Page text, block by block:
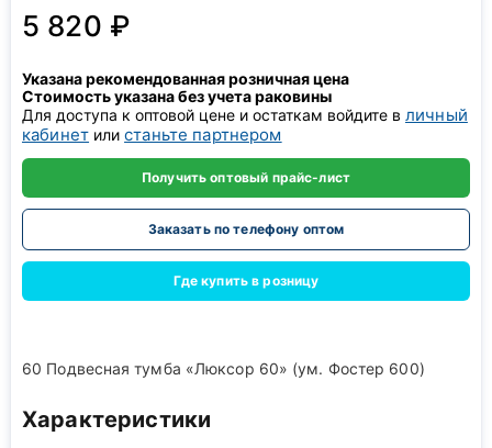
5 820 ₽
Указана рекомендованная розничная цена
Стоимость указана без учета раковины
Для доступа к оптовой цене и остаткам войдите в личный
кабинет илистаньте партнером
Получить оптовый прайс-лист
Заказать по телефону оптом
Где купить в розницу
60 Подвесная тумба «Люксор 60» (ум. Фостер 600)
Характеристики